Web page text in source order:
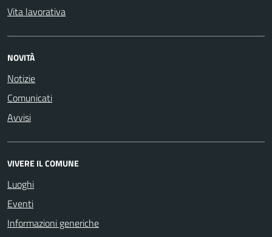
Vita lavorativa
NOVITÀ
Notizie
Comunicati
Avvisi
VIVERE IL COMUNE
Luoghi
Eventi
Informazioni generiche